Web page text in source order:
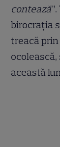
contează
birocrația
treacă
această